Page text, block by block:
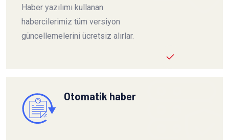
Haber yazılımı kullanan
habercilerimiz tüm versiyon
güncellemelerini ücretsiz alırlar.
Otomatik haber